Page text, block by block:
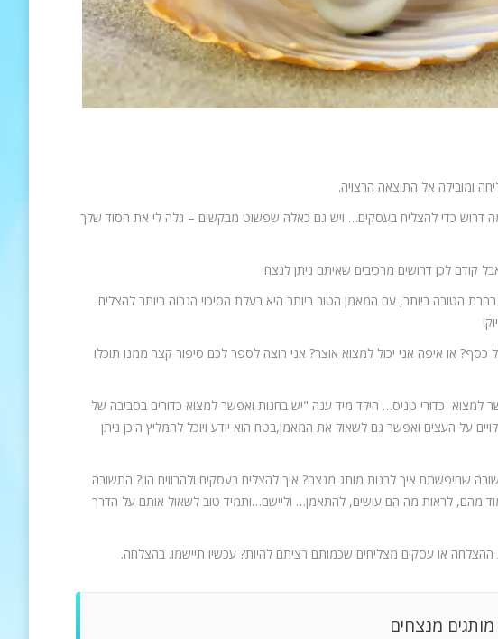
ומובילה אל התוצאה הרצויה.
דרוש כדי להצליח בעסקים… ויש גם כאלה שפשוט מבקשים – גלה לי את הסוד שלך
קודם לכן דרושים מרכיבים שאיתם ניתן לנצח.
הטובה ביותר, עם המאמן הטוב ביותר היא בעלת הסיכוי הגבוה ביותר להצליח.
או איפה אני יכול למצוא אוצר? אני רוצה לספר לכם סיפור קצר ממנו תוכלו
למצוא כדורי טניס… הילד מיד ענה "יש בחנות ואפשר למצוא כדורים בסביבה של
על העצים ואפשר גם לשאול את המאמן,בטח הוא יודע ויוכל להמליץ היכן ניתן
שחיפשתם איך לבנות מותג מנצח? איך להצליח בעסקים ולהרוויח הון? התשובה
מהם, לראות מה הם עושים, להתאמן… וליישם…ותמיד טוב לשאול אותם על הדרך
או עסקים מצליחים שכמותם רציתם להיות? עכשיו תיישמו. בהצלחה.
מנצחים